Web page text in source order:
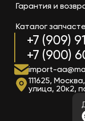
+7 (909)
+7 (900)
Гарантия и
Каталог
import-
111625,
улица, 20к2,